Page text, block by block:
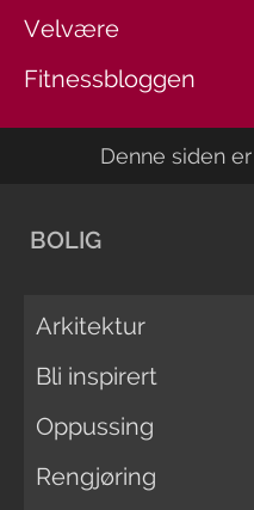
Velvære
Fitnessbloggen
Denne siden
BOLIG
Arkitektur
Bli inspirert
Oppussing
Rengjøring